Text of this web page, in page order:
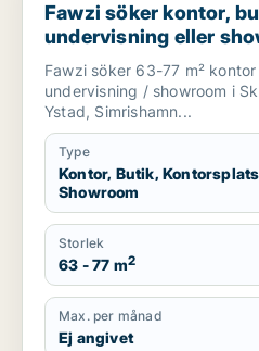
Fawzi söker kontor,
undervisning eller
uthyrning i Skurup,
m.fl.
Fawzi söker 63-77 m²
undervisning / showroom i
Ystad, Simrishamn...
Type
Kontor, Butik,
Showroom
Storlek
63 - 77 m2
Max. per månad
Ej angivet